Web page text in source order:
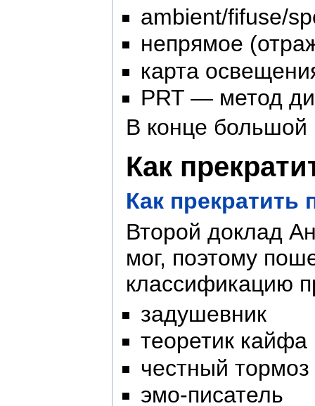
ambient/fifuse/
непрямое
карта
PRT — метод
В конце большой
Как
Как прекратить
Второй доклад
мог, поэтому
классификацию
задушевник
теоретик кайфа
честный тормоз
эмо-писатель